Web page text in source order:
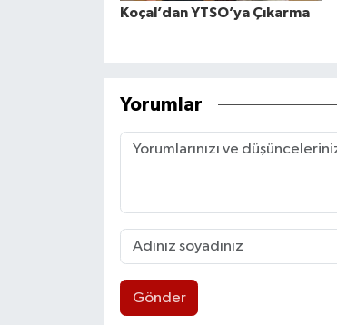
Koçal’dan YTSO’ya Çıkarma
Yorumlar
Gönder